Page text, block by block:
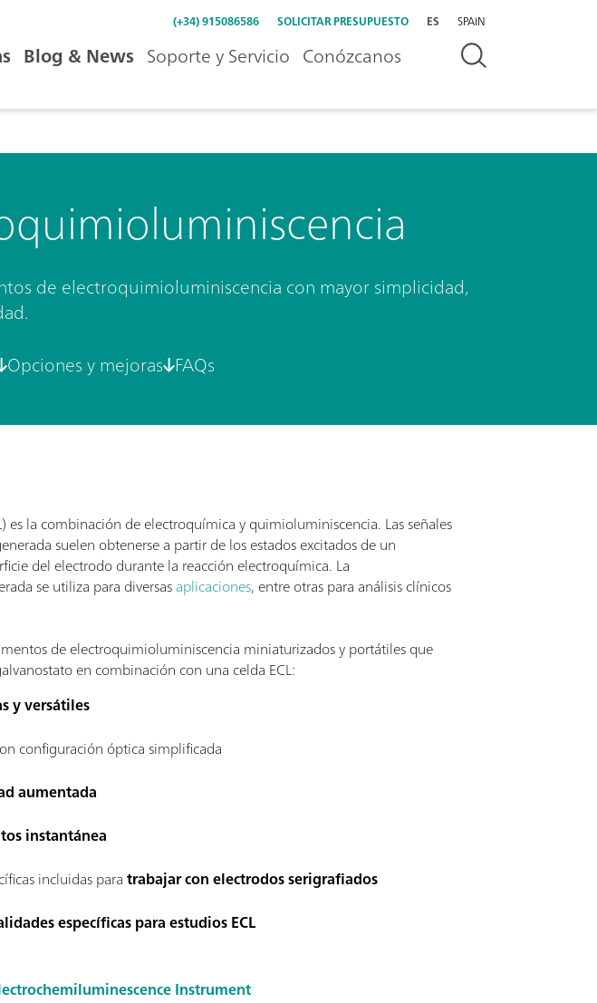
(+34) 915086586 SOLICITAR PRESUPUESTO ES SPAIN
Blog & News Soporte y Servicio Conózcanos
de electroquimioluminiscencia con mayor simplicidad,
Opciones y mejoras FAQs
es la combinación de electroquímica y quimioluminiscencia. Las señales
suelen obtenerse a partir de los estados excitados de un
del electrodo durante la reacción electroquímica. La
se utiliza para diversasaplicaciones, entre otras para análisis clínicos
de electroquimioluminiscencia miniaturizados y portátiles que
en combinación con una celda ECL:
y versátiles
configuración óptica simplificada
aumentada
instantánea
incluidas paratrabajar con electrodos serigrafiados
específicas para estudios ECL
Instrument